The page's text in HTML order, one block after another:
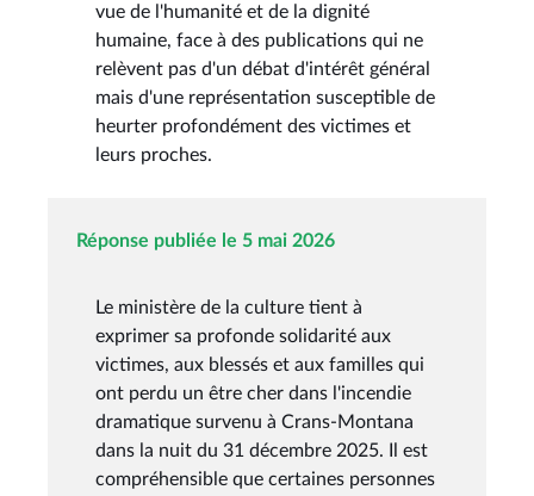
vue de l'humanité et de la dignité
humaine, face à des publications qui ne
relèvent pas d'un débat d'intérêt général
mais d'une représentation susceptible de
heurter profondément des victimes et
leurs proches.
Réponse publiée le 5 mai 2026
Le ministère de la culture tient à
exprimer sa profonde solidarité aux
victimes, aux blessés et aux familles qui
ont perdu un être cher dans l'incendie
dramatique survenu à Crans-Montana
dans la nuit du 31 décembre 2025. Il est
compréhensible que certaines personnes